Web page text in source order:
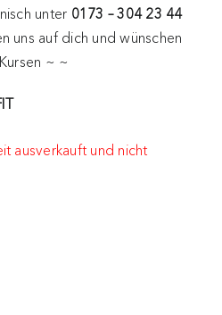
unter 0173 – 304 23 44
uns auf dich und wünschen
~ ~
ausverkauft und nicht